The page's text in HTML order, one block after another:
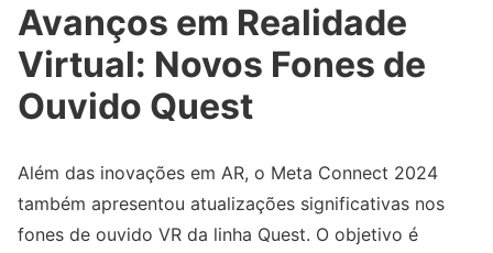
Avanços em Realidade
Virtual: Novos Fones de
Ouvido Quest
Além das inovações em AR, o Meta Connect 2024
também apresentou atualizações significativas nos
fones de ouvido VR da linha Quest. O objetivo é